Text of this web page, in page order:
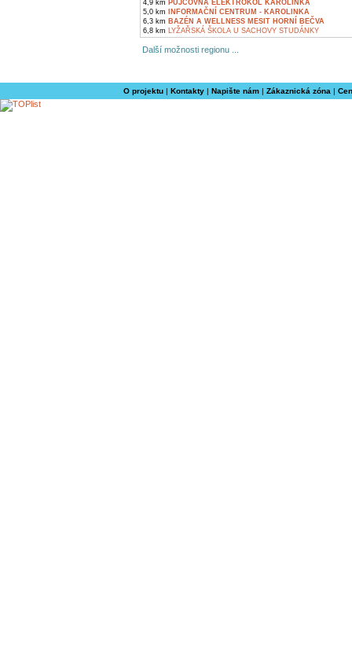
4,9 km PŮJČOVNA ELEKTROKOL KAROLINKA
5,0 km
INFORMAČNÍ CENTRUM - KAROLINKA
6,3 km BAZÉN A WELLNESS MESIT HORNÍ BEČVA
6,8 km LYŽAŘSKÁ ŠKOLA U SACHOVY STUDÁNKY
Další možnosti regionu ...
O projektu| Kontakty| Napište nám| Zákaznická zóna |